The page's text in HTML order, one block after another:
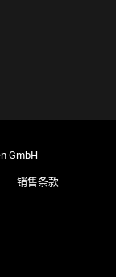
GmbH
销售条款